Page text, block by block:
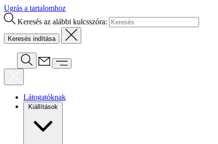
Ugrás a tartalomhoz
Keresés az alábbi kulcsszóra:
Látogatóknak
Kiállítások